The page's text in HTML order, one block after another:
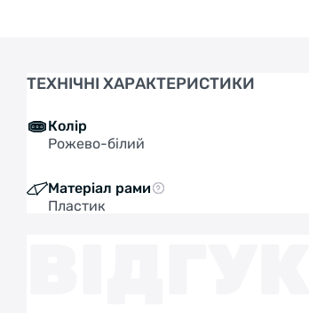
ТЕХНІЧНІ ХАРАКТЕРИСТИКИ
Колір
Рожево-білий
Матеріал рами
Пластик